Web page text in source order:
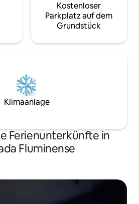
Kostenloser
Parkplatz auf dem
Grundstück
Klimaanlage
Ferienunterkünfte in
Fluminense